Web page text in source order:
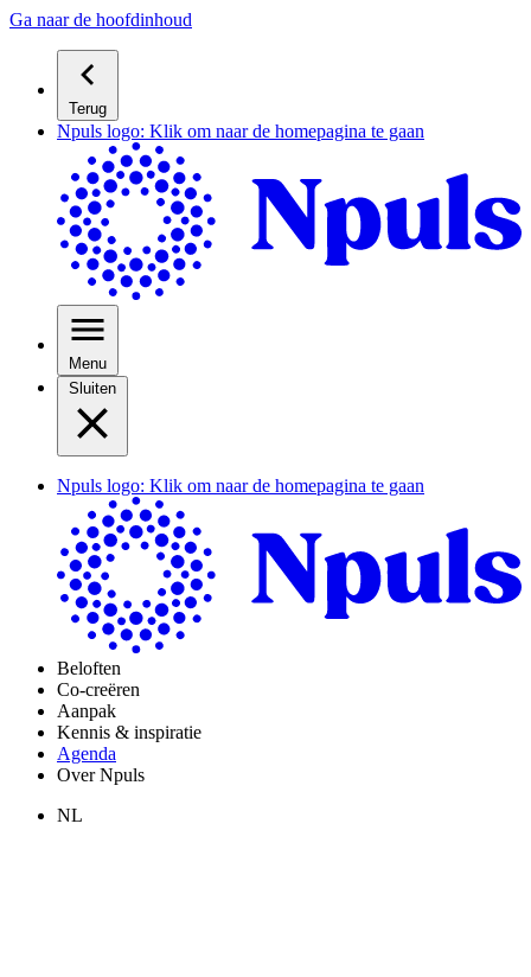
Ga naar de hoofdinhoud
Terug
Npuls logo: Klik om naar de homepagina te gaan
Menu
Sluiten
Npuls logo: Klik om naar de homepagina te gaan
Beloften
Co-creëren
Aanpak
Kennis & inspiratie
Agenda
Over Npuls
NL